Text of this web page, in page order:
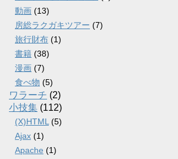
動画 (13)
房総ラクガキツアー (7)
旅行財布 (1)
書籍 (38)
漫画 (7)
食べ物 (5)
ワラーチ (2)
小技集 (112)
(X)HTML (5)
Ajax (1)
Apache (1)